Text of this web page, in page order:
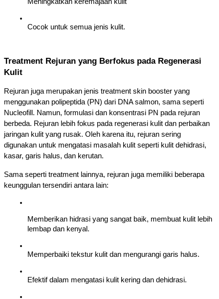
Cocok untuk semua jenis kulit.
Treatment Rejuran yang Berfokus pada Regenerasi
Kulit
Rejuran juga merupakan jenis treatment skin booster yang
menggunakan polipeptida (PN) dari DNA salmon, sama seperti
Nucleofill. Namun, formulasi dan konsentrasi PN pada rejuran
berbeda. Rejuran lebih fokus pada regenerasi kulit dan perbaikan
jaringan kulit yang rusak. Oleh karena itu, rejuran sering
digunakan untuk mengatasi masalah kulit seperti kulit dehidrasi,
kasar, garis halus, dan kerutan.
Sama seperti treatment lainnya, rejuran juga memiliki beberapa
keunggulan tersendiri antara lain:
Memberikan hidrasi yang sangat baik, membuat kulit lebih
lembap dan kenyal.
Memperbaiki tekstur kulit dan mengurangi garis halus.
Efektif dalam mengatasi kulit kering dan dehidrasi.